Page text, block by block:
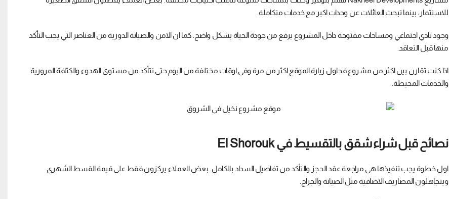
للاستثمار، بينما تبحث العائلات عن وحدات اكبر مع خدمات متكاملة.
وجود نادي اجتماعي ومساحات مفتوحة داخل المشروع يرفع من جودة الحياة بشكل واضح. كما ان الامن والصيانة الدورية من العناصر التي يجب التأكد
منها قبل التعاقد.
اذا كنت تقارن بين اكثر من مشروع فحاول زيارة الموقع اكثر من مرة وفي اوقات مختلفة من اليوم حتى تتأكد من مستوى الهدوء والكثافة المرورية
والخدمات المحيطة.
نصائح قبل شراء شقق بالتقسيط في El Shorouk
اول خطوة يجب تنفيذها هي مراجعة عقد الحجز والتأكد من تفاصيل السداد بالكامل. بعض العملاء يركزون فقط على قيمة القسط الشهري
ويتجاهلون المصاريف الاضافية مثل الصيانة والجراج.